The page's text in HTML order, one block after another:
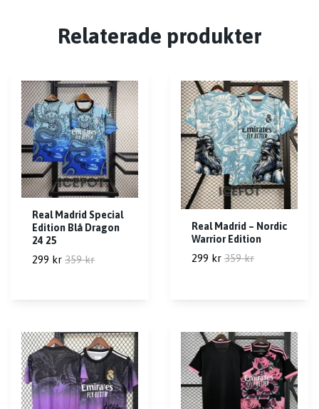
Relaterade produkter
Real Madrid Special
Edition Blå Dragon
24 25
299 kr 359 kr
Real Madrid – Nordic
Warrior Edition
299 kr 359 kr